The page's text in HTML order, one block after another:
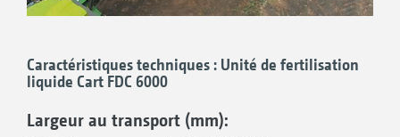
nutritives. La croissance de la plante avec
avancée.
Caractéristiques techniques : Unité de fertilisation
liquide Cart FDC 6000
Largeur au transport (mm):